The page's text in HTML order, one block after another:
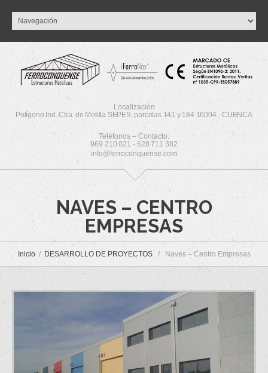
Localización
Polígono Ind. Ctra. de Motilla SEPES, parcelas 141 y 184 16004 - CUENCA
Teléfonos – Contacto:
969 210 021 - 628 711 382
info@ferroconquense.com
NAVES – CENTRO
EMPRESAS
Inicio DESARROLLO DE PROYECTOS Naves – Centro Empresas